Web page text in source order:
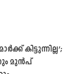
കിട്ടുന്നില്ല’;
മുൻപ്